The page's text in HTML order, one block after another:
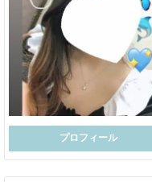
プロフィール